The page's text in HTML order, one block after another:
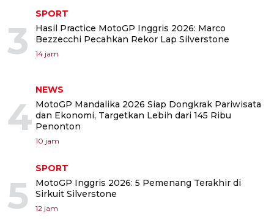
3
SPORT
Hasil Practice MotoGP Inggris 2026: Marco
Bezzecchi Pecahkan Rekor Lap Silverstone
14 jam
4
NEWS
MotoGP Mandalika 2026 Siap Dongkrak Pariwisata
dan Ekonomi, Targetkan Lebih dari 145 Ribu
Penonton
10 jam
5
SPORT
MotoGP Inggris 2026: 5 Pemenang Terakhir di
Sirkuit Silverstone
12 jam